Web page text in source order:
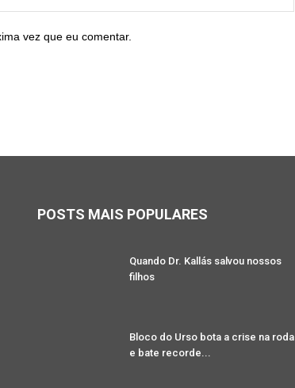
vez que eu comentar.
POSTS MAIS POPULARES
Quando Dr. Kallás salvou nossos
filhos
Bloco do Urso bota a crise na roda
e bate recorde...